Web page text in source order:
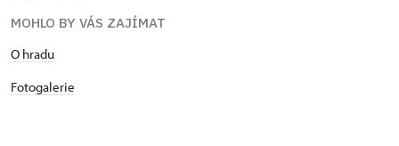
MOHLO BY VÁS ZAJÍMAT
O hradu
Fotogalerie